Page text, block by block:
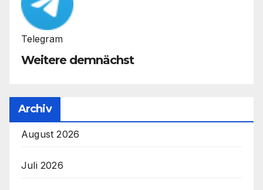
Telegram
Weitere demnächst
Archiv
August 2026
Juli 2026